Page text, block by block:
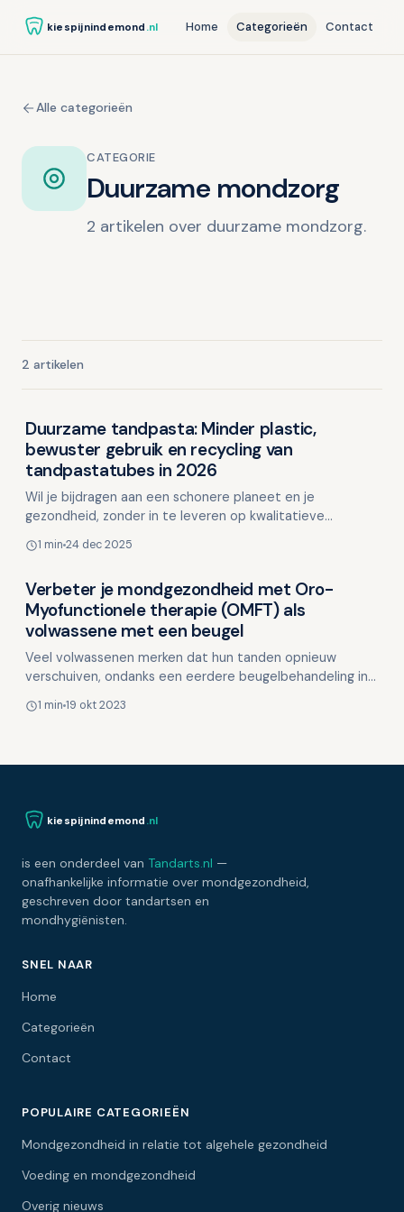
kiespijnindemond .nl Home Categorieën Contact
Alle categorieën
CATEGORIE
Duurzame mondzorg
2 artikelen over duurzame mondzorg.
2 artikelen
Duurzame mondzorg
Duurzame tandpasta: Minder plastic,
bewuster gebruik en recycling van
tandpastatubes in 2026
Wil je bijdragen aan een schonere planeet en je
gezondheid, zonder in te leveren op kwalitatieve
dikke s…
1 min 24 dec 2025
Duurzame mondzorg
Verbeter je mondgezondheid met Oro-
Myofunctionele therapie (OMFT) als
volwassene met een beugel
Veel volwassenen merken dat hun tanden opnieuw
verschuiven, ondanks een eerdere beugelbehandeling in
onderliggende …
1 min 19 okt 2023
kiespijnindemond .nl
is een onderdeel van Tandarts.nl —
onafhankelijke informatie over mondgezondheid,
geschreven door tandartsen en
mondhygiënisten.
SNEL NAAR
Home
Categorieën
Contact
POPULAIRE CATEGORIEËN
Mondgezondheid in relatie tot algehele gezondheid
Voeding en mondgezondheid
Overig nieuws